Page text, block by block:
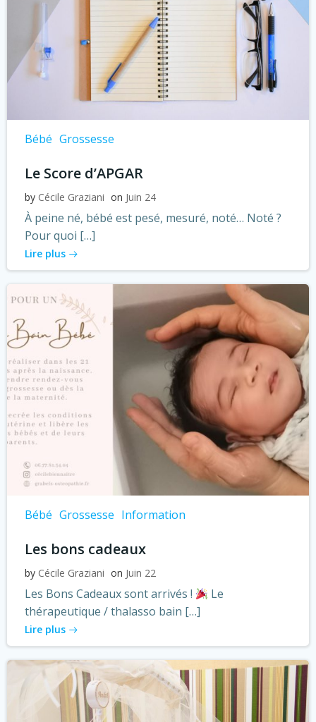
Bébé Grossesse
Le Score d’APGAR
by Cécile Graziani on Juin 24
À peine né, bébé est pesé, mesuré, noté… Noté ?
Pour quoi […]
Lire plus
Bébé Grossesse Information
Les bons cadeaux
by Cécile Graziani on Juin 22
Les Bons Cadeaux sont arrivés !
Le
thérapeutique / thalasso bain […]
Lire plus